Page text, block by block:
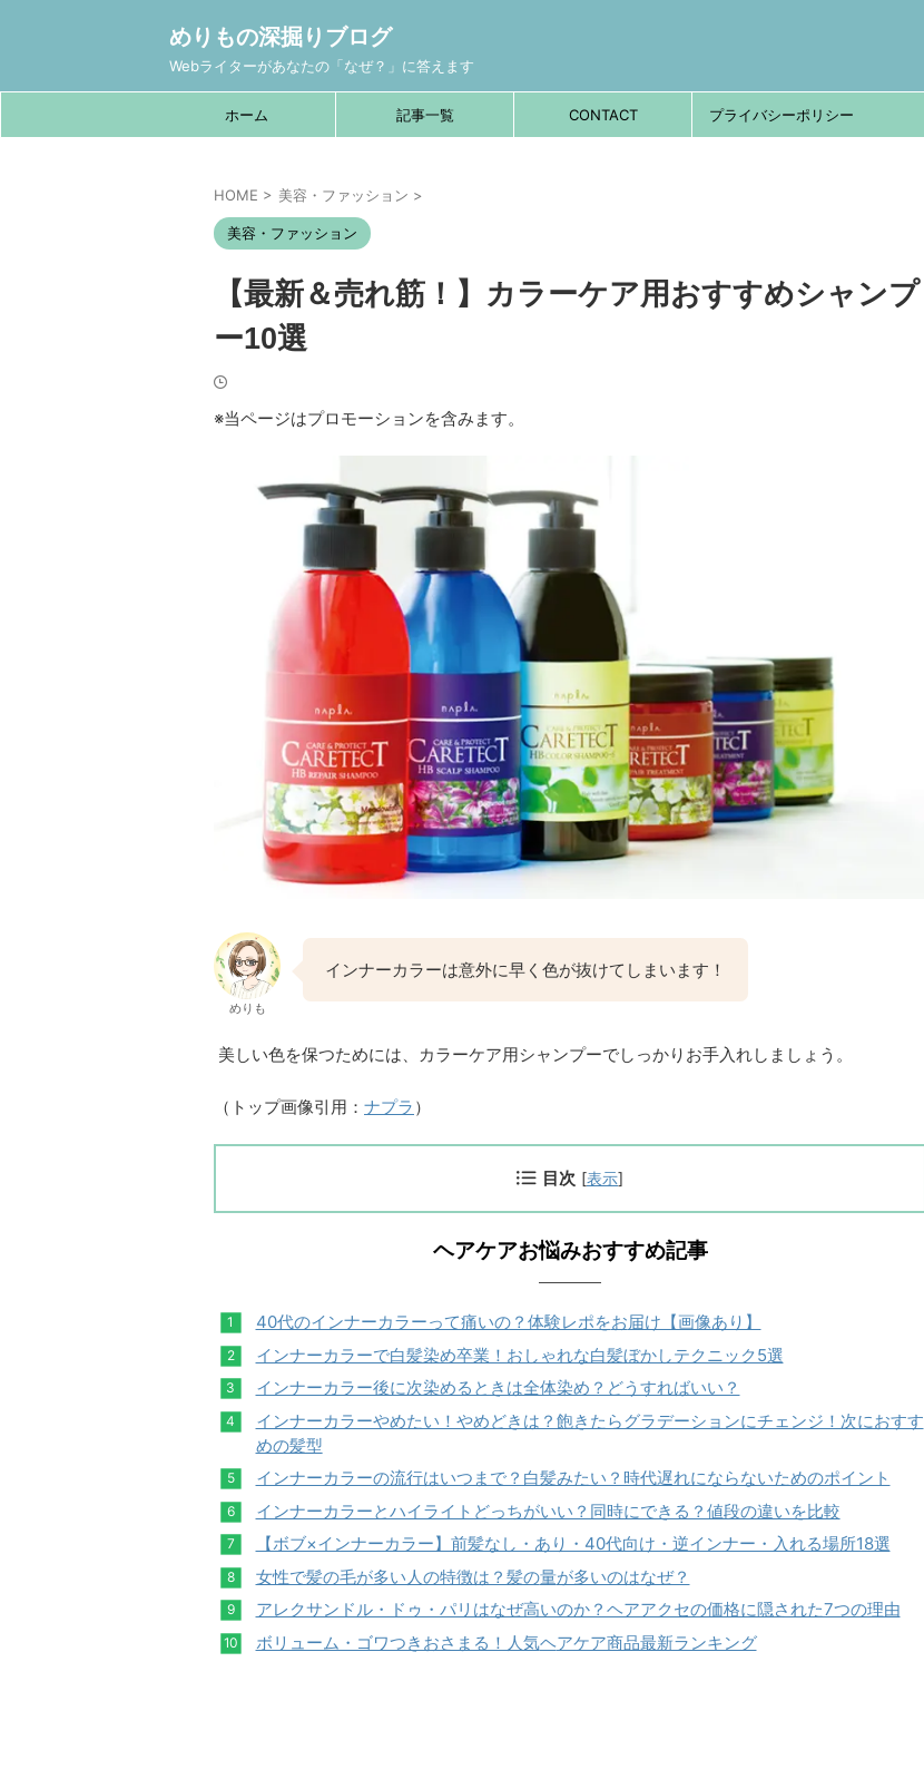
めりもの深掘りブログ
Webライターがあなたの「なぜ？」に答えます
ホーム 記事一覧 CONTACT プライバシーポリシー
HOME > 美容・ファッション >
美容・ファッション
【最新＆売れ筋！】カラーケア用おすすめシャンプ
ー10選
※当ページはプロモーションを含みます。
めりも
インナーカラーは意外に早く色が抜けてしまいます！
美しい色を保つためには、カラーケア用シャンプーでしっかりお手入れしましょう。
（トップ画像引用： ナプラ ）
目次 [表示]
ヘアケアお悩みおすすめ記事
40代のインナーカラーって痛いの？体験レポをお届け【画像あり】
インナーカラーで白髪染め卒業！おしゃれな白髪ぼかしテクニック5選
インナーカラー後に次染めるときは全体染め？どうすればいい？
インナーカラーやめたい！やめどきは？飽きたらグラデーションにチェンジ！次におすす
めの髪型
インナーカラーの流行はいつまで？白髪みたい？時代遅れにならないためのポイント
インナーカラーとハイライトどっちがいい？同時にできる？値段の違いを比較
【ボブ×インナーカラー】前髪なし・あり・40代向け・逆インナー・入れる場所18選
女性で髪の毛が多い人の特徴は？髪の量が多いのはなぜ？
アレクサンドル・ドゥ・パリはなぜ高いのか？ヘアアクセの価格に隠された7つの理由
ボリューム・ゴワつきおさまる！人気ヘアケア商品最新ランキング